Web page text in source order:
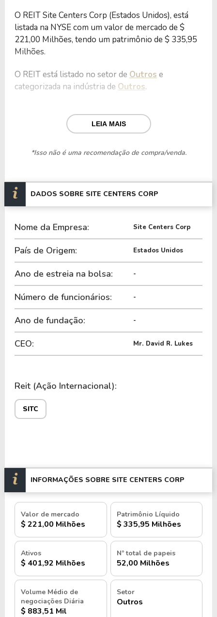
O REIT Site Centers Corp (Estados Unidos), está
listada na NYSE com um valor de mercado de $
221,00 Milhões, tendo um patrimônio de $ 335,95
Milhões.
O REIT está listado no setor de Outros e
categorizada na indústria de Outros.
de $ 94,05 Milhões, que gerou um lucro no valor
de $ 175,71 Milhões.
Quanto aos seus principais indicadores, o REIT
últimos 12 meses o dividend yeld da SITC ficou em
147,06%.
SITC.
LEIA MAIS
*Isso não é uma recomendação de compra/venda.
DADOS SOBRE SITE CENTERS CORP
Nome da Empresa: Site Centers Corp
País de Origem: Estados Unidos
Ano de estreia na bolsa: -
Número de funcionários: -
Ano de fundação: -
CEO: Mr. David R. Lukes
Reit (Ação Internacional):
SITC
INFORMAÇÕES SOBRE SITE CENTERS CORP
Valor de mercado
$ 221,00 Milhões
Patrimônio Líquido
$ 335,95 Milhões
Ativos
$ 401,92 Milhões
Nº total de papeis
52,00 Milhões
Volume Médio de
negociações Diária
$ 883,51 Mil
Setor
Outros